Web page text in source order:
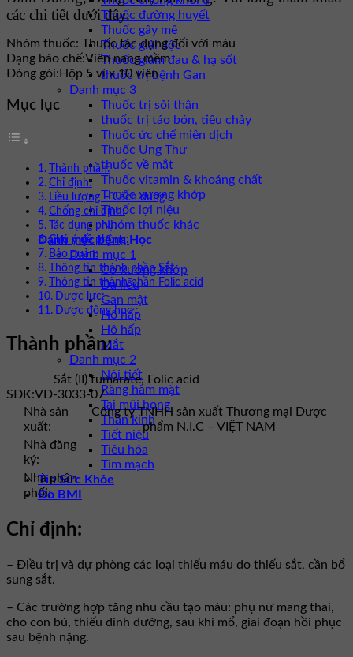
Thuốc đường huyết
Thuốc gây mê
Thuốc giải độc
Thuốc giảm đau & hạ sốt
thuốc trị bệnh Gan
Danh mục 3
Thuốc trị sỏi thận
thuốc trị táo bón, tiêu chảy
Thuốc ức chế miễn dịch
Thuốc Ung Thư
thuốc về mắt
Thuốc vitamin & khoáng chất
Thuốc xương khớp
Thuốc lợi niệu
Nhóm thuốc khác
Danh mục bệnh Học
Danh mục 1
Cơ xương khớp
Da liễu
Gan mật
Hô hấp
Hô hấp
Mắt
Danh mục 2
Nội tiết
Răng hàm mặt
Tai mũi họng
Thần kinh
Tiết niệu
Tiêu hóa
Tim mạch
Tin Sức Khỏe
Đo BMI
các chi tiết dưới đây.
Nhóm thuốc: Thuốc tác dụng đối với máu
Dạng bào chế:Viên nang mềm
Đóng gói: Hộp 5 vỉ x 10 viên
Mục lục
Thành phần:
Chỉ định:
Liều lượng – Cách dùng
Chống chỉ định:
Tác dụng phụ:
Chú ý đề phòng:
Bảo quản:
Thông tin thành phần Sắt
Thông tin thành phần Folic acid
Dược lực:
Dược động học :
Thành phần:
Sắt (II) fumarate, Folic acid
SĐK:VD-3033-07
Nhà sản
xuất:
Công ty TNHH sản xuất Thương mại Dược
phẩm N.I.C – VIỆT NAM
Nhà đăng
ký:
Nhà phân
phối:
Chỉ định:
– Điều trị và dự phòng các loại thiếu máu do thiếu sắt, cần bổ
sung sắt.
– Các trường hợp tăng nhu cầu tạo máu: phụ nữ mang thai,
cho con bú, thiếu dinh dưỡng, sau khi mổ, giai đoạn hồi phục
sau bệnh nặng.